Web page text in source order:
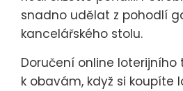
snadno udělat z pohodlí
kancelářského stolu.
Doručení online loterijního
k obavám, když si koupíte